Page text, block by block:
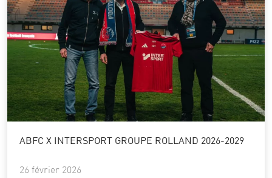
ABFC X INTERSPORT GROUPE ROLLAND 2026-2029
26 février 2026